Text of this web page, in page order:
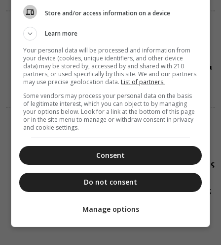
Γιατί ο Θεός
επιτρέπει να
πεθαίνουν νέοι
άνθρωποι
ΔΙΑΛΟΓΟΣ
21:11
Γέροντας
Σιμωνοπετρίτης:
Ο εγωισμός
στην κρίση της
Store and/or access information on a device
Learn more
Your personal data will be processed and information from
your device (cookies, unique identifiers, and other device
data) may be stored by, accessed by and shared with 210
partners, or used specifically by this site. We and our partners
may use precise geolocation data. List of partners.
Some vendors may process your personal data on the basis
of legitimate interest, which you can object to by managing
your options below. Look for a link at the bottom of this page
or in the site menu to manage or withdraw consent in privacy
and cookie settings.
Consent
Do not consent
Manage options